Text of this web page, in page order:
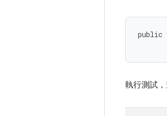
public
執行測試，